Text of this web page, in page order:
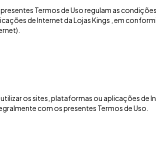
Termos de Uso regulam as
de Internet da Lojas Kings , em
os sites, plataformas ou aplicações de
com os presentes Termos de Uso.